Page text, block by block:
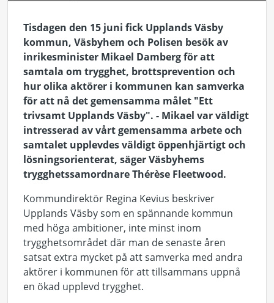
Tisdagen den 15 juni fick Upplands Väsby
kommun, Väsbyhem och Polisen besök av
inrikesminister Mikael Damberg för att
samtala om trygghet, brottsprevention och
hur olika aktörer i kommunen kan samverka
för att nå det gemensamma målet "Ett
trivsamt Upplands Väsby". - Mikael var väldigt
intresserad av vårt gemensamma arbete och
samtalet upplevdes väldigt öppenhjärtigt och
lösningsorienterat, säger Väsbyhems
trygghetssamordnare Thérèse Fleetwood.
Kommundirektör Regina Kevius beskriver
Upplands Väsby som en spännande kommun
med höga ambitioner, inte minst inom
trygghetsområdet där man de senaste åren
satsat extra mycket på att samverka med andra
aktörer i kommunen för att tillsammans uppnå
en ökad upplevd trygghet.